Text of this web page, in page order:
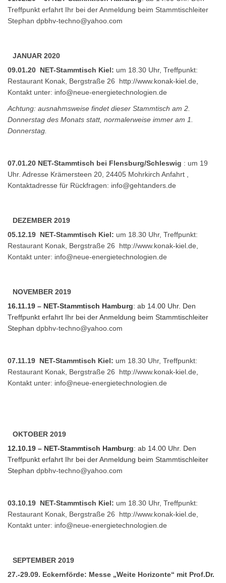
Treffpunkt erfahrt Ihr bei der Anmeldung beim Stammtischleiter
Stephan dpbhv-techno@yahoo.com
JANUAR 2020
09.01.20 NET-Stammtisch Kiel: um 18.30 Uhr, Treffpunkt:
Restaurant Konak, Bergstraße 26 http://www.konak-kiel.de
Kontakt unter: info@neue-energietechnologien.de
Achtung: ausnahmsweise findet dieser Stammtisch am 2.
Donnerstag des Monats statt, normalerweise immer am 1.
Donnerstag.
07.01.20 NET-Stammtisch bei Flensburg/Schleswig : um 19
Uhr. Adresse Krämersteen 20, 24405 Mohrkirch Anfahrt
Kontaktadresse für Rückfragen: info@gehtanders.de
DEZEMBER 2019
05.12.19 NET-Stammtisch Kiel: um 18.30 Uhr, Treffpunkt:
Restaurant Konak, Bergstraße 26 http://www.konak-kiel.de
Kontakt unter: info@neue-energietechnologien.de
NOVEMBER 2019
16.11.19 – NET-Stammtisch Hamburg: ab 14.00 Uhr. Den
Treffpunkt erfahrt Ihr bei der Anmeldung beim Stammtischleiter
Stephan dpbhv-techno@yahoo.com
07.11.19 NET-Stammtisch Kiel: um 18.30 Uhr, Treffpunkt:
Restaurant Konak, Bergstraße 26 http://www.konak-kiel.de
Kontakt unter: info@neue-energietechnologien.de
OKTOBER 2019
12.10.19 – NET-Stammtisch Hamburg: ab 14.00 Uhr. Den
Treffpunkt erfahrt Ihr bei der Anmeldung beim Stammtischleiter
Stephan dpbhv-techno@yahoo.com
03.10.19 NET-Stammtisch Kiel: um 18.30 Uhr, Treffpunkt:
Restaurant Konak, Bergstraße 26 http://www.konak-kiel.de
Kontakt unter: info@neue-energietechnologien.de
SEPTEMBER 2019
27.-29.09. Eckernförde: Messe „Weite Horizonte“ mit Prof.Dr.